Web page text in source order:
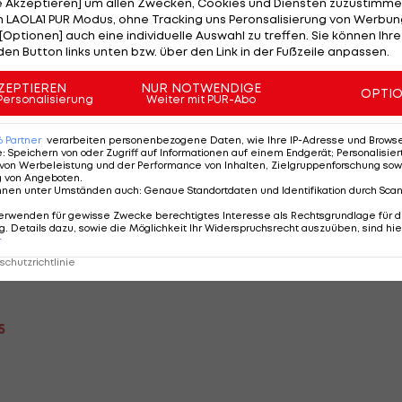
gesehen hat, wird mitverfolgt haben, dass bei
genau zu sein war es nur bei zwei der letzten 9
und tippen daher auf ein erneut knappes Ergebnis
PUR Modus, ohne Tracking uns Peronsalisierung von
auch eine individuelle Auswahl zu treffen. Sie können
Button links unten bzw. über den Link in der Fußzeile anpassen.
NUR NOTWENDIGE
Weiter mit PUR-Abo
Partner verarbeiten personenbezogene Daten, wie Ihre IP-Adresse und
: Speichern von oder Zugriff auf Informationen auf einem Endgerät;
Werbeleistung und der Performance von Inhalten, Zielgruppenforschung
von Angeboten.
unter Umständen auch: Genaue Standortdaten und Identifikation durch
für gewisse Zwecke berechtigtes Interesse als Rechtsgrundlage für
Details dazu, sowie die Möglichkeit Ihr Widerspruchsrecht auszuüben, sind